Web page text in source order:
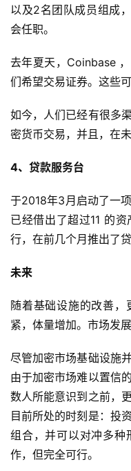
以及2名团队成员组成
会任职。
去年夏天，Coinbase
们希望交易证券。这些
如今，人们已经有很多
密货币交易，并且，在
4、贷款服务台
于2018年3月启动了一
已经借出了超过11 的
行，在前几个月推出了
未来
随着基础设施的改善
紧，体量增加。市场发
尽管加密市场基础设施
由于加密市场难以置信
数人所能意识到之前，
目前所处的时刻是：投
组合，并可以对冲多种
作，但完全可行。